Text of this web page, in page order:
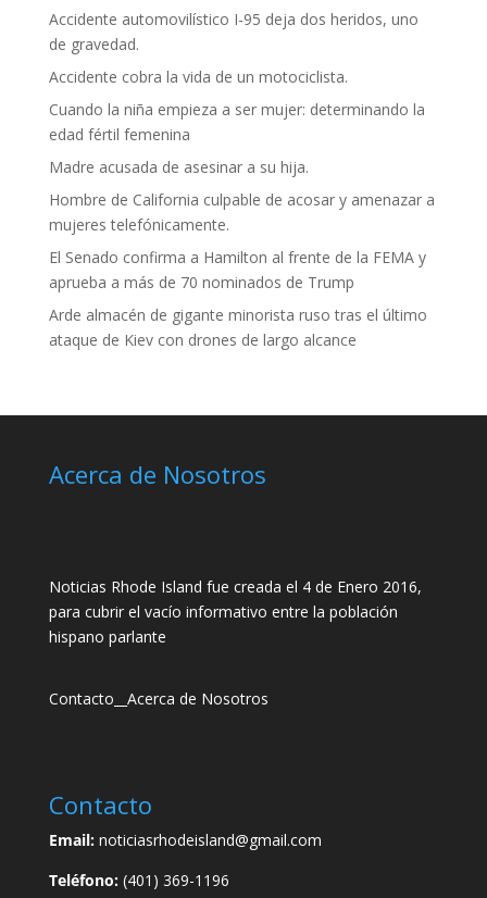
Accidente automovilístico I-95 deja dos heridos, uno
de gravedad.
Accidente cobra la vida de un motociclista.
Cuando la niña empieza a ser mujer: determinando la
edad fértil femenina
Madre acusada de asesinar a su hija.
Hombre de California culpable de acosar y amenazar a
mujeres telefónicamente.
El Senado confirma a Hamilton al frente de la FEMA y
aprueba a más de 70 nominados de Trump
Arde almacén de gigante minorista ruso tras el último
ataque de Kiev con drones de largo alcance
Acerca de Nosotros
Noticias Rhode Island fue creada el 4 de Enero 2016,
para cubrir el vacío informativo entre la población
hispano parlante
Contacto Acerca de Nosotros
Contacto
Email:noticiasrhodeisland@gmail.com
Teléfono:(401) 369-1196